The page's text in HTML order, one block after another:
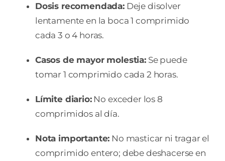
Dosis recomendada:Deje disolver
lentamente en la boca 1 comprimido
cada 3 o 4 horas.
Casos de mayor molestia:Se puede
tomar 1 comprimido cada 2 horas.
Límite diario:No exceder los 8
comprimidos al día.
Nota importante: No masticar ni tragar el
comprimido entero; debe deshacerse en